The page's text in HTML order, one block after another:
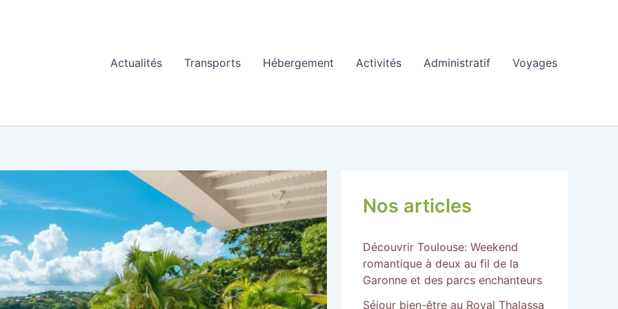
Actualités
Transports Hébergement Activités Administratif Voyages
Nos articles
Découvrir Toulouse: Weekend
romantique à deux au fil de la
Garonne et des parcs enchanteurs
Séjour bien-être au Royal Thalassa